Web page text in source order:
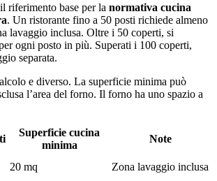
riferimento base per la normativa cucina
. Un ristorante fino a 50 posti richiede almeno
lavaggio inclusa. Oltre i 50 coperti, si
ogni posto in più. Superati i 100 coperti,
separata.
e diverso. La superficie minima può
l’area del forno. Il forno ha uno spazio a
Superficie cucina
minima
Note
20 mq Zona lavaggio inclusa